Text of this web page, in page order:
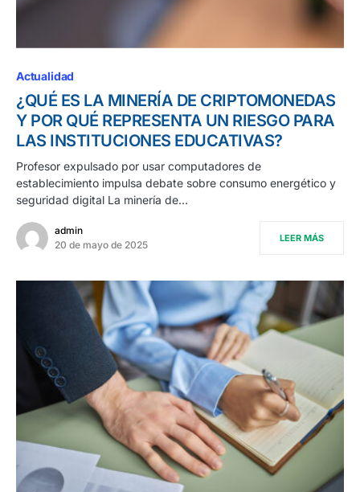
Actualidad
¿QUÉ ES LA MINERÍA DE CRIPTOMONEDAS
Y POR QUÉ REPRESENTA UN RIESGO PARA
LAS INSTITUCIONES EDUCATIVAS?
Profesor expulsado por usar computadores de
establecimiento impulsa debate sobre consumo energético y
seguridad digital La minería de…
admin
20 de mayo de 2025
LEER MÁS